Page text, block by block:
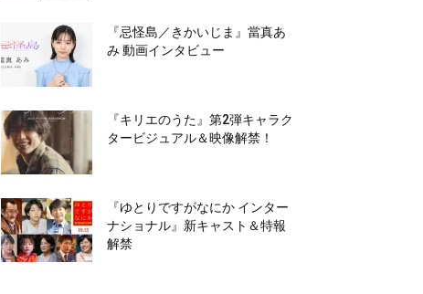
『忌怪島／きかいじま』當真あ
み 動画インタビュー
『キリエのうた』第2弾キャラク
タービジュアル＆映像解禁！
『ゆとりですがなにか インター
ナショナル』新キャスト＆特報
解禁